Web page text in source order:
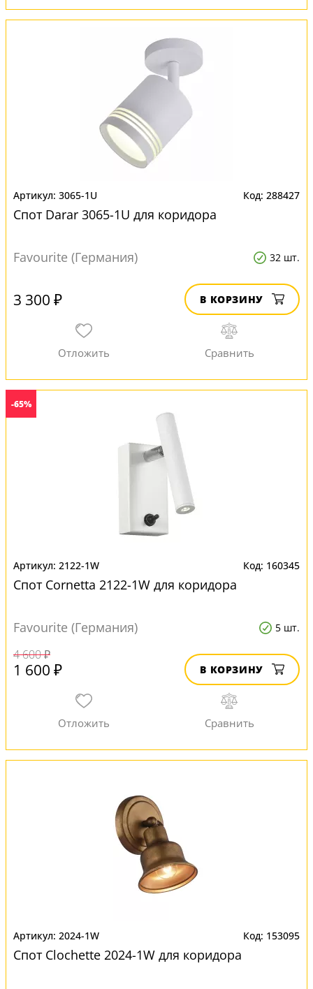
3065-1U 288427
Спот Darar 3065-1U для коридора
Favourite (Германия) 32 шт.
3 300 ₽ В КОРЗИНУ
-65%
2122-1W 160345
Спот Cornetta 2122-1W для коридора
Favourite (Германия) 5 шт.
4 600 ₽
1 600 ₽ В КОРЗИНУ
2024-1W 153095
Спот Clochette 2024-1W для коридора